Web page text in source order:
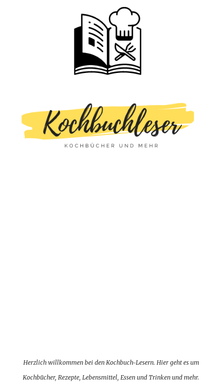
Herzlich willkommen bei den Kochbuch-Lesern. Hier geht es um
Kochbücher, Rezepte, Lebensmittel, Essen und Trinken und mehr.